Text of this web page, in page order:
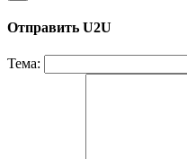
Отправить U2U
Тема: